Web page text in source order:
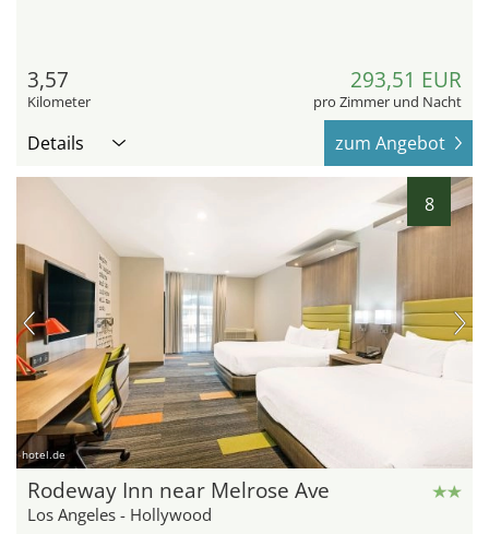
3,57
Kilometer
293,51 EUR
pro Zimmer und Nacht
Details zum Angebot
8
hotel.de
Rodeway Inn near Melrose Ave
Los Angeles - Hollywood